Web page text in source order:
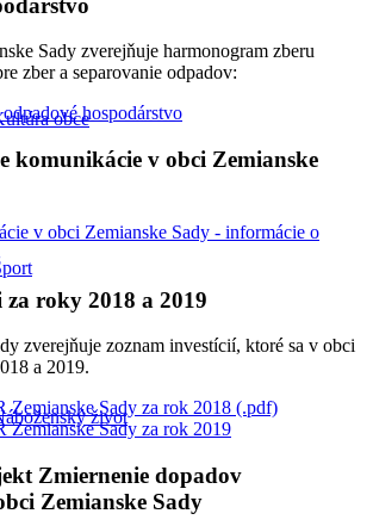
obce
život
Sady zverejňuje harmonogram zberu
zber a separovanie odpadov:
hospodárstvo
komunikácie v obci Zemianske
za roky 2018 a 2019
zverejňuje zoznam investícií, ktoré sa v obci
a 2019.
Zemianske Sady za rok 2018 (.pdf)
Zemianske Sady za rok 2019
Zmiernenie dopadov
Zemianske Sady